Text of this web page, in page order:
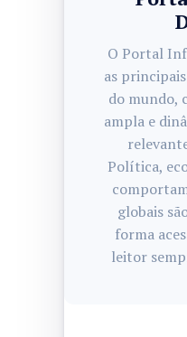
O Portal
as
do mundo,
ampla e
Política,
globais
forma
leitor